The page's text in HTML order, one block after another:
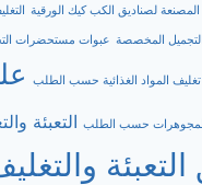
لصناديق الكب كيك الورقية
المخصصة عبوات مستحضرات
تغليف المواد الغذائية حسب الطلب
حسب الطلب التعبئة